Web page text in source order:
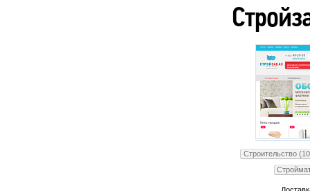
Строительство